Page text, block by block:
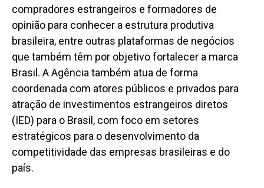
compradores estrangeiros e formadores de
opinião para conhecer a estrutura produtiva
brasileira, entre outras plataformas de negócios
que também têm por objetivo fortalecer a marca
Brasil. A Agência também atua de forma
coordenada com atores públicos e privados para
atração de investimentos estrangeiros diretos
(IED) para o Brasil, com foco em setores
estratégicos para o desenvolvimento da
competitividade das empresas brasileiras e do
país.